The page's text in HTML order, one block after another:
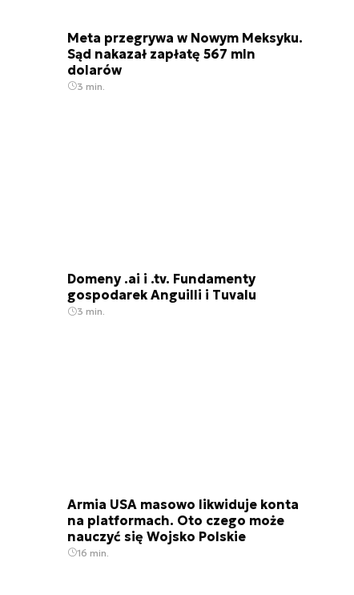
Meta przegrywa w Nowym Meksyku.
Sąd nakazał zapłatę 567 mln
dolarów
3 min.
Domeny .ai i .tv. Fundamenty
gospodarek Anguilli i Tuvalu
3 min.
Armia USA masowo likwiduje konta
na platformach. Oto czego może
nauczyć się Wojsko Polskie
16 min.